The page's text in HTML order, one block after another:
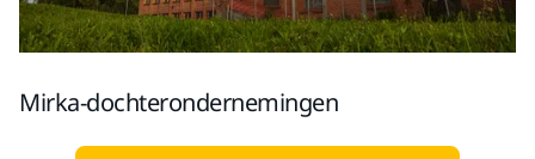
Mirka-dochterondernemingen